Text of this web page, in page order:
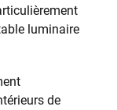
luminaire
de